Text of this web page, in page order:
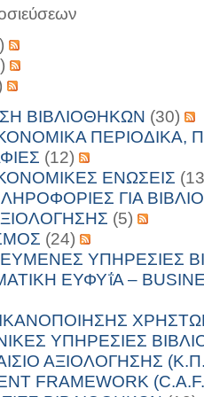
ΒΙΒΛΙΟΘΗΚΩΝ (30)
ΠΕΡΙΟΔΙΚΑ,
(12)
ΕΝΩΣΕΙΣ
ΓΙΑ
(5)
(24)
ΥΠΗΡΕΣΙΕΣ
ΕΥΦΥΐΑ –
ΥΠΗΡΕΣΙΕΣ
ΑΞΙΟΛΟΓΗΣΗΣ
FRAMEWORK